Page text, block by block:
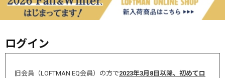
ログイン
旧会員（LOFTMAN EQ会員）の方で2023年3月8日以降、初めてロ